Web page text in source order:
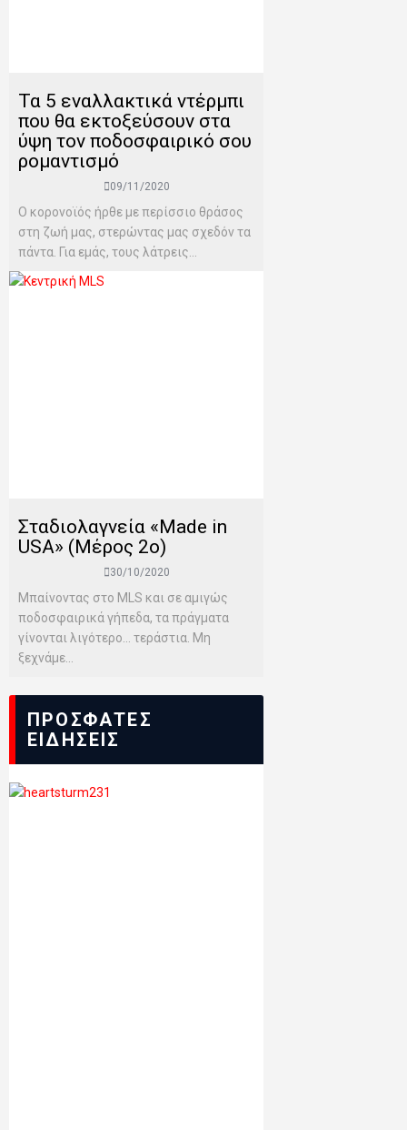
Τα 5 εναλλακτικά ντέρμπι
που θα εκτοξεύσουν στα
ύψη τον ποδοσφαιρικό σου
ρομαντισμό
09/11/2020
Ο κορονοϊός ήρθε με περίσσιο θράσος
στη ζωή μας, στερώντας μας σχεδόν τα
πάντα. Για εμάς, τους λάτρεις...
Σταδιολαγνεία «Made in
USA» (Μέρος 2o)
30/10/2020
Μπαίνοντας στο MLS και σε αμιγώς
ποδοσφαιρικά γήπεδα, τα πράγματα
γίνονται λιγότερο… τεράστια. Μη
ξεχνάμε...
ΠΡΟΣΦΑΤΕΣ
ΕΙΔΗΣΕΙΣ